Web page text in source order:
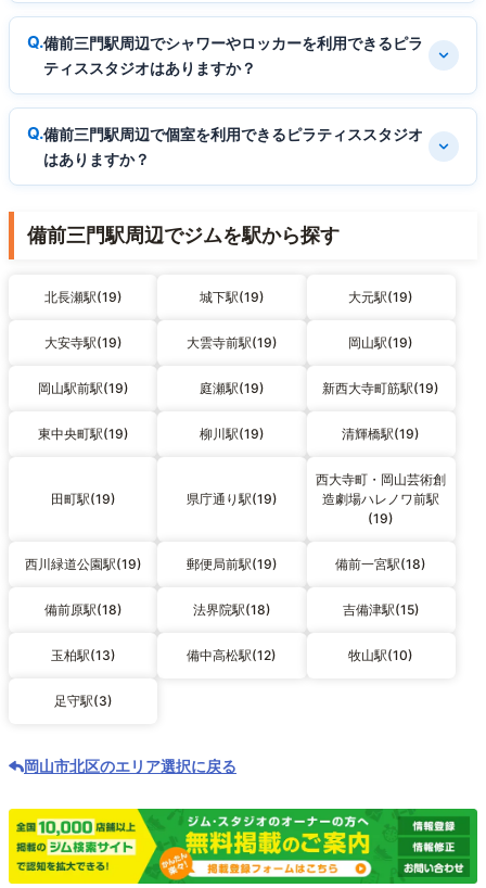
備前三門駅周辺でシャワーやロッカーを利用できるピラ
ティススタジオはありますか？
備前三門駅周辺で個室を利用できるピラティススタジオ
はありますか？
備前三門駅周辺でジムを駅から探す
北長瀬駅(19) 城下駅(19) 大元駅(19)
大安寺駅(19) 大雲寺前駅(19) 岡山駅(19)
岡山駅前駅(19) 庭瀬駅(19) 新西大寺町筋駅(19)
東中央町駅(19) 柳川駅(19) 清輝橋駅(19)
田町駅(19) 県庁通り駅(19)
西大寺町・岡山芸術創
造劇場ハレノワ前駅
(19)
西川緑道公園駅(19) 郵便局前駅(19) 備前一宮駅(18)
備前原駅(18) 法界院駅(18) 吉備津駅(15)
玉柏駅(13) 備中高松駅(12) 牧山駅(10)
足守駅(3)
岡山市北区のエリア選択に戻る